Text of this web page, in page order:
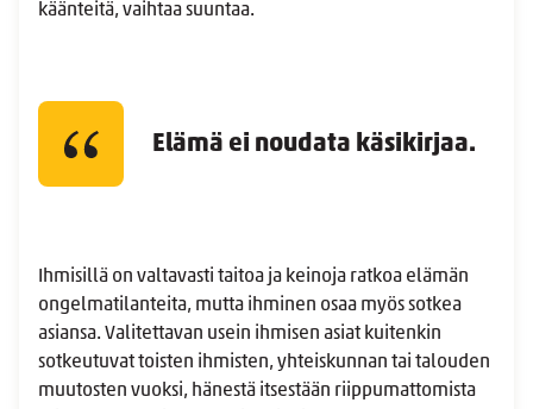
käänteitä, vaihtaa suuntaa.
Elämä ei noudata käsikirjaa.
Ihmisillä on valtavasti taitoa ja keinoja ratkoa elämän
ongelmatilanteita, mutta ihminen osaa myös sotkea
asiansa. Valitettavan usein ihmisen asiat kuitenkin
sotkeutuvat toisten ihmisten, yhteiskunnan tai talouden
muutosten vuoksi, hänestä itsestään riippumattomista